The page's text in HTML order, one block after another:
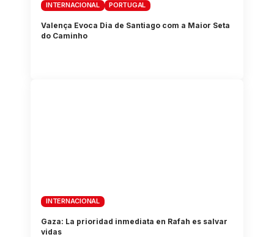
INTERNACIONAL PORTUGAL
Valença Evoca Dia de Santiago com a Maior Seta
do Caminho
INTERNACIONAL
Gaza: La prioridad inmediata en Rafah es salvar
vidas